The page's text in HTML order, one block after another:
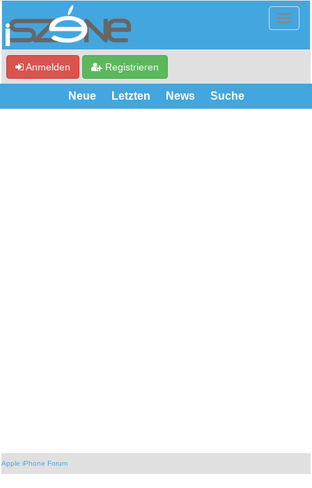
Anmelden Registrieren
Neue Letzten News Suche
Apple iPhone Forum